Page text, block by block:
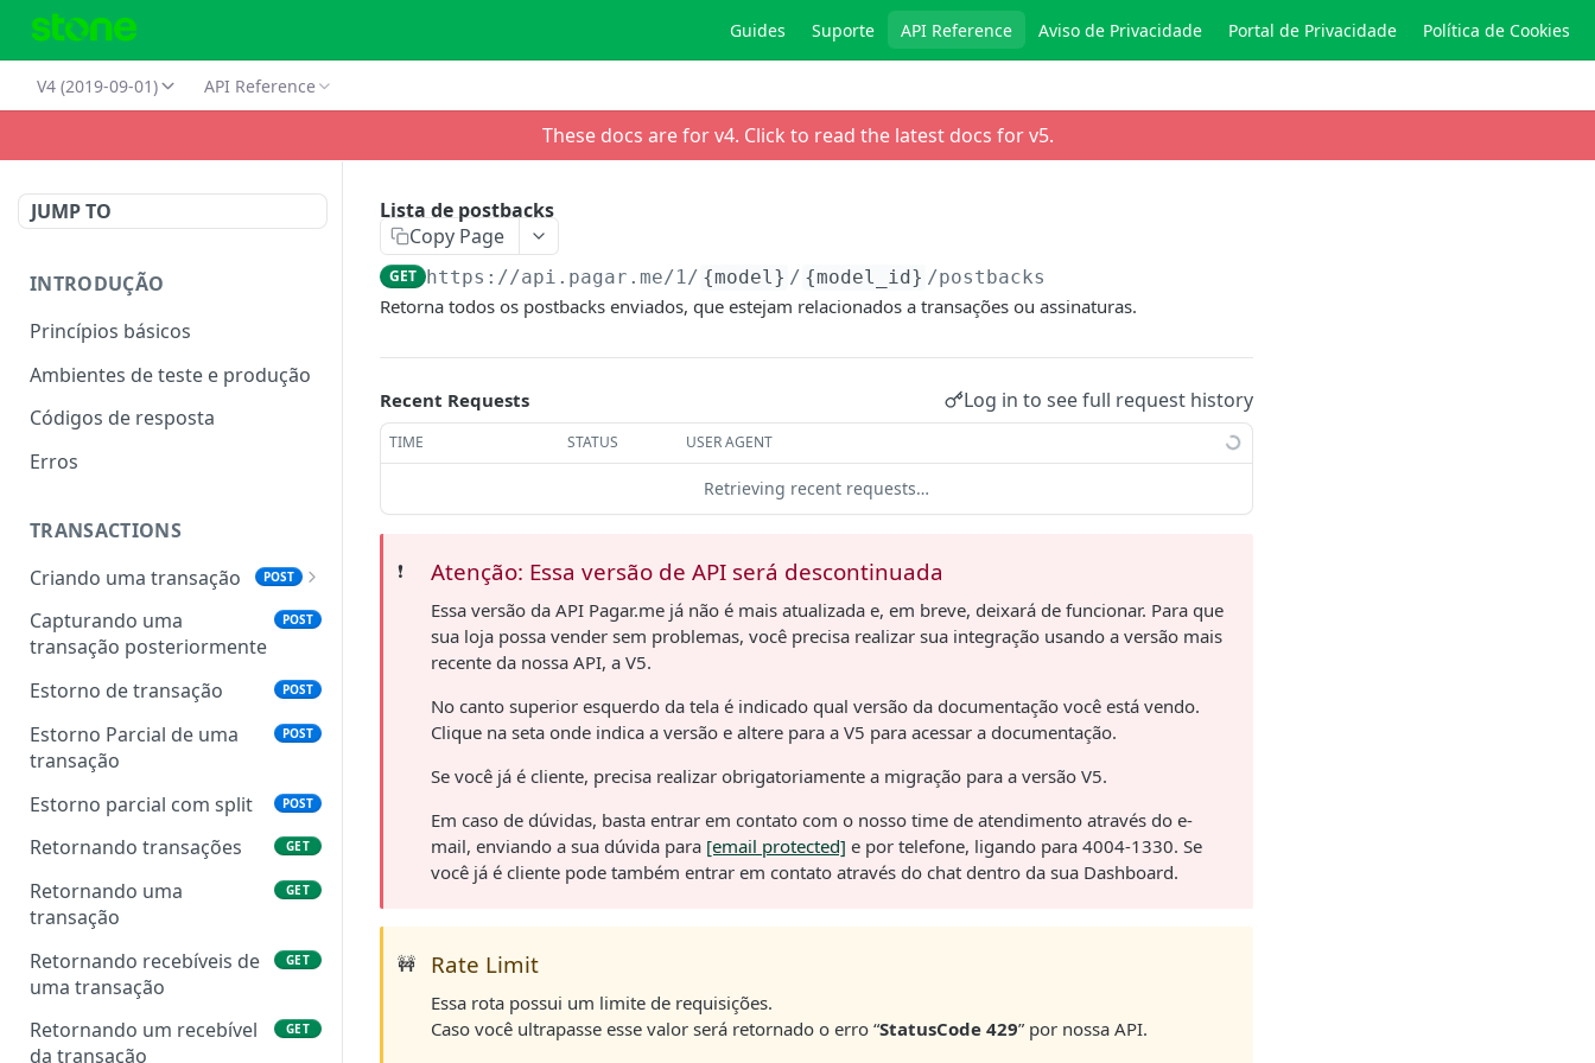
Guides Suporte API Reference Aviso de Privacidade Portal de Privacidade Política de Cookies
V4 (2019-09-01) API Reference
These docs are for v4. Click to read the latest docs for v5.
JUMP TO
INTRODUÇÃO
Princípios básicos
Ambientes de teste e produção
Códigos de resposta
Erros
TRANSACTIONS
Criando uma transação
POST
Objeto transaction (transação)
Objeto billing (dados de
cobrança)
Objeto shipping (dados de
envio)
Objeto items (itens)
Objeto address (endereço)
Objeto documents
(documentos)
Status das transações
Capturando uma
transação posteriormente
POST
Estorno de transação POST
Estorno Parcial de uma
transação
POST
Estorno parcial com split POST
Retornando transações GET
Retornando uma
transação
GET
Retornando recebíveis de
uma transação
GET
Retornando um recebível
da transação
GET
Lista de postbacks
Copy Page
GET https://api.pagar.me/1/ {model} / {model_id} /postbacks
Retorna todos os postbacks enviados, que estejam relacionados a transações ou assinaturas.
Recent Requests Log in to see full request history
TIME STATUS USER AGENT
Retrieving recent requests…
❗️ Atenção: Essa versão de API será descontinuada
Essa versão da API Pagar.me já não é mais atualizada e, em breve, deixará de funcionar. Para que
sua loja possa vender sem problemas, você precisa realizar sua integração usando a versão mais
recente da nossa API, a V5.
No canto superior esquerdo da tela é indicado qual versão da documentação você está vendo.
Clique na seta onde indica a versão e altere para a V5 para acessar a documentação.
Se você já é cliente, precisa realizar obrigatoriamente a migração para a versão V5.
Em caso de dúvidas, basta entrar em contato com o nosso time de atendimento através do e-
mail, enviando a sua dúvida para [email protected] e por telefone, ligando para 4004-1330. Se
você já é cliente pode também entrar em contato através do chat dentro da sua Dashboard.
🚧 Rate Limit
Essa rota possui um limite de requisições.
Caso você ultrapasse esse valor será retornado o erro “StatusCode 429” por nossa API.